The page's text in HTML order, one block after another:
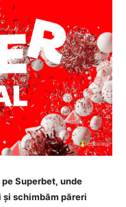
Superbet, unde
schimbăm păreri